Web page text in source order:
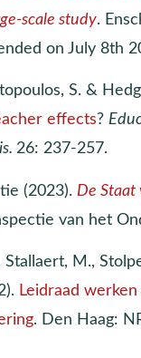
scale study.
on July 8th
S. &
effects?
26: 237-257.
(2023). De Staat
van het
Stallaert, M.,
Leidraad werken
. Den Haag: